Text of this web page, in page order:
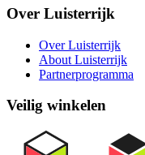
Over Luisterrijk
Over Luisterrijk
About Luisterrijk
Partnerprogramma
Veilig winkelen